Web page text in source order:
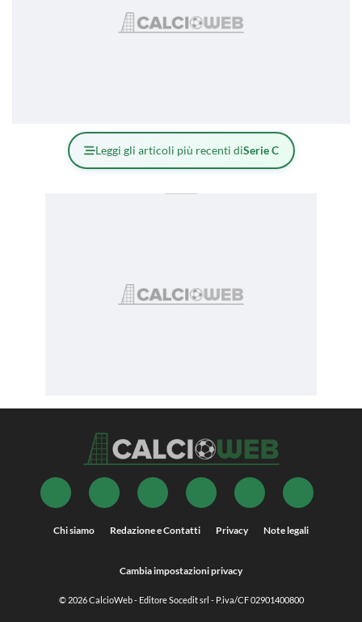
Leggi gli articoli più recenti diSerie C
Chi siamo Redazione e Contatti Privacy Note legali
Cambia impostazioni privacy
© 2026CalcioWeb- Editore Socedit srl - P.iva/CF 02901400800